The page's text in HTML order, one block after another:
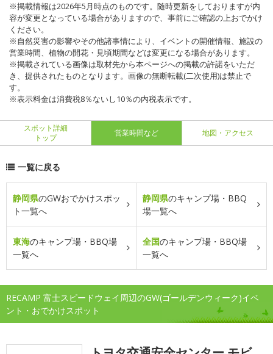
※掲載情報は2026年5月時点のものです。随時更新をしておりますが内
容が変更となっている場合がありますので、事前にご確認の上おでかけ
ください。
※自然災害の影響やその他諸事情により、イベントの開催情報、施設の
営業時間、植物の開花・見頃期間などは変更になる場合があります。
※掲載されている画像は取材先から本ページへの掲載の許諾をいただ
き、提供されたものとなります。画像の無断転載(二次使用)は禁止で
す。
※表示料金は消費税8％ないし10％の内税表示です。
スポット詳細
トップ
営業時間など 地図・アクセス
一覧に戻る
静岡県のGWおでかけスポッ
ト一覧へ
静岡県のキャンプ場・BBQ
場一覧へ
東海のキャンプ場・BBQ場
一覧へ
全国のキャンプ場・BBQ場
一覧へ
RECAMP 富士スピードウェイ周辺のGW(ゴールデンウィーク)イベ
ント・おでかけスポット